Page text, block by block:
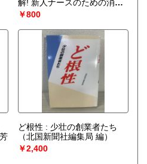
解! 新人ナースのための消化
器外科看護 みんなの超ハッ
￥800
ど根性 : 少壮の創業者たち
（北国新聞社編集局 編）
￥2,400